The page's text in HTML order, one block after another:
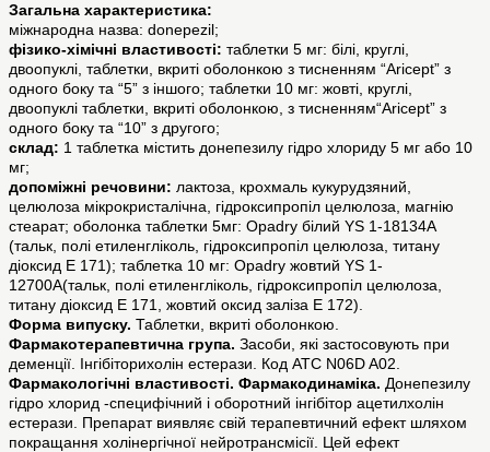
Загальна характеристика:
міжнародна назва: donepezil;
фізико-хімічні властивості: таблетки 5 мг: білі, круглі,
двоопуклі, таблетки, вкриті оболонкою з тисненням “Aricept” з
одного боку та “5” з іншого; таблетки 10 мг: жовті, круглі,
двоопуклі таблетки, вкриті оболонкою, з тисненням“Aricept” з
одного боку та “10” з другого;
склад: 1 таблетка містить донепезилу гідро хлориду 5 мг або 10
мг;
допоміжні речовини: лактоза, крохмаль кукурудзяний,
целюлоза мікрокристалічна, гідроксипропіл целюлоза, магнію
стеарат; оболонка таблетки 5мг: Opadry білий YS 1-18134A
(тальк, полі етиленгліколь, гідроксипропіл целюлоза, титану
діоксид Е 171); таблетка 10 мг: Opadry жовтий YS 1-
12700A(тальк, полі етиленгліколь, гідроксипропіл целюлоза,
титану діоксид Е 171, жовтий оксид заліза Е 172).
Форма випуску. Таблетки, вкриті оболонкою.
Фармакотерапевтична група. Засоби, які застосовують при
деменції. Інгібіторихолін естерази. Код АТС N06D A02.
Фармакологічні властивості. Фармакодинаміка. Донепезилу
гідро хлорид -специфічний і оборотний інгібітор ацетилхолін
естерази. Препарат виявляє свій терапевтичний ефект шляхом
покращання холінергічної нейротрансмісії. Цей ефект